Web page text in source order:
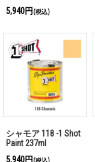
5,940円 (税込)
シャモア 118 -1 Shot
Paint 237ml
5,940円 (税込)